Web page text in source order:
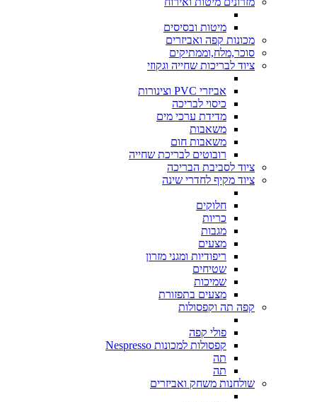
מיטות ובסיסים
מכונות קפה ואביזרים
סוכר,מלח,וממתיקים
ציוד לבריכות שחייה וגקוזי
אביזרי PVC וצינורות
כיסוי לבריכה
מדידת ערכי מים
משאבות
משאבות חום
רובוטים לבריכת שחייה
ציוד לסביבת הבריכה
ציוד מקיף לחדרי שינה
חלוקים
כריות
מגבות
מצעים
ריפודיות ומגני מזרון
שטיחים
שמיכות
מצעים בתפזורת
קפה תה וקפסולות
פולי קפה
קפסולות למכונות Nespresso
תה
תה
שולחנות משחק ואביזרים